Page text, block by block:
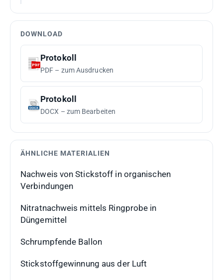
DOWNLOAD
Protokoll
PDF – zum Ausdrucken
Protokoll
DOCX – zum Bearbeiten
ÄHNLICHE MATERIALIEN
Nachweis von Stickstoff in organischen
Verbindungen
Nitratnachweis mittels Ringprobe in
Düngemittel
Schrumpfende Ballon
Stickstoffgewinnung aus der Luft